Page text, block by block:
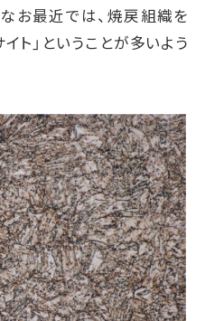
お最近では、焼戻組織を
ト」ということが多いよう